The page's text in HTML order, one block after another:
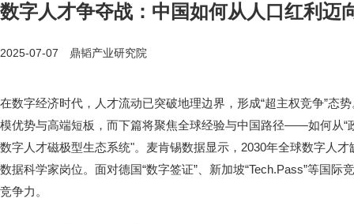
数字人才争夺战：中国如何从人口红利迈
2025-07-07 鼎韬产业研究院
在数字经济时代，人才流动已突破地理边界，形成“超主权竞争”态
模优势与高端短板，而下篇将聚焦全球经验与中国路径——如何从“
数字人才磁极型生态系统"。麦肯锡数据显示，2030年全球数字人
数据科学家岗位。面对德国“数字签证”、新加坡“Tech.Pass”等国
竞争力。